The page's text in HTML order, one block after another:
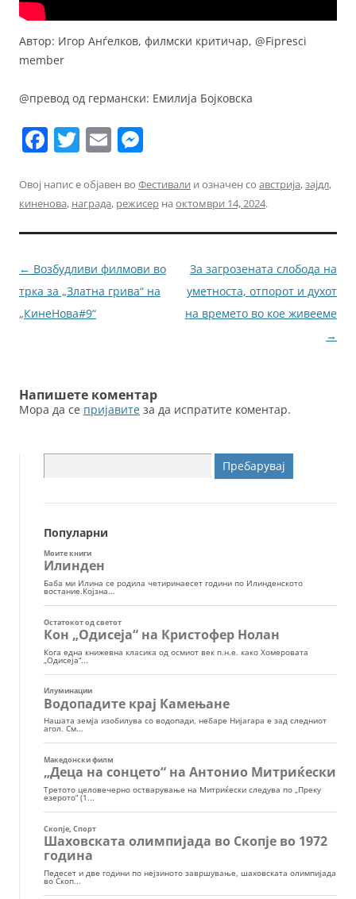
Автор: Игор Анѓелков, филмски критичар, @Fipresci
member
@превод од германски: Емилија Бојковска
F
c
e
b
o
o
k
T
itt
er
E
ai
l
ss
e
n
g
er
Овој напис е објавен во Фестивали и означен со австрија,зајдл,
киненова, награда, режисер на октомври 14, 2024.
Навигација
за
написи
← Возбудливи филмови во
трка за „Златна грива“ на
„КинеНова#9“
За загрозената слобода на
уметноста, отпорот и духот
на времето во кое живееме
→
Напишете коментар
Мора да се пријавите за да испратите коментар.
за:
Популарни